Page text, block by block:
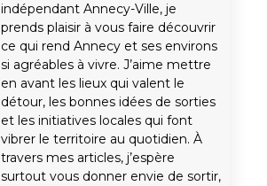
indépendant Annecy-Ville, je
prends plaisir à vous faire découvrir
ce qui rend Annecy et ses environs
si agréables à vivre. J’aime mettre
en avant les lieux qui valent le
détour, les bonnes idées de sorties
et les initiatives locales qui font
vibrer le territoire au quotidien. À
travers mes articles, j’espère
surtout vous donner envie de sortir,